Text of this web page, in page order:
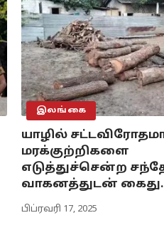
இலங்கை
யாழில்
மரக்குற்றிகளை
எடுத்துச்சென்ற
வாகனத்துடன் கைது.
பிப்ரவரி 17, 2025